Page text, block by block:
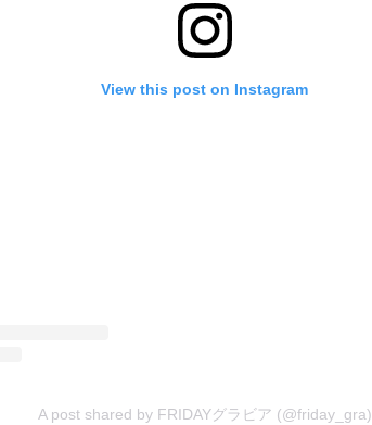
View this post on Instagram
A post shared by FRIDAYグラビア (@friday_gra)